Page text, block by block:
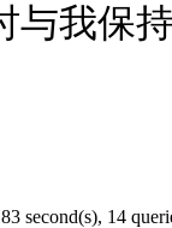
与我保
second(s), 14